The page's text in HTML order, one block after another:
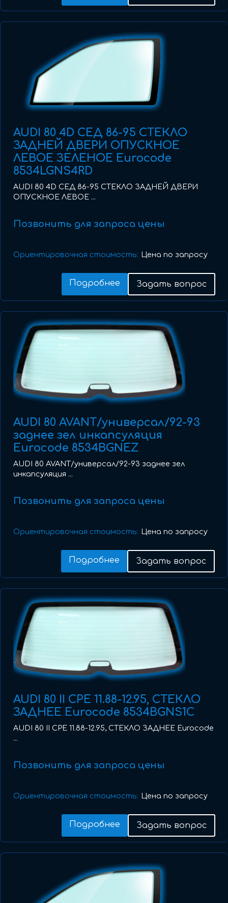
AUDI 80 4D СЕД 86-95 СТЕКЛО
ЗАДНЕЙ ДВЕРИ ОПУСКНОЕ
ЛЕВОЕ ЗЕЛЕНОЕ Eurocode
8534LGNS4RD
AUDI 80 4D СЕД 86-95 СТЕКЛО ЗАДНЕЙ ДВЕРИ
ОПУСКНОЕ ЛЕВОЕ ...
Позвонить для запроса цены
Ориентировочная стоимость: Цена по запросу
Подробнее Задать вопрос
AUDI 80 AVANT/универсал/92-93
заднее зел инкапсуляция
Eurocode 8534BGNEZ
AUDI 80 AVANT/универсал/92-93 заднее зел
инкапсуляция ...
Позвонить для запроса цены
Ориентировочная стоимость: Цена по запросу
Подробнее Задать вопрос
AUDI 80 II CPE 11.88-12.95, СТЕКЛО
ЗАДНЕЕ Eurocode 8534BGNS1C
AUDI 80 II CPE 11.88-12.95, СТЕКЛО ЗАДНЕЕ Eurocode
...
Позвонить для запроса цены
Ориентировочная стоимость: Цена по запросу
Подробнее Задать вопрос